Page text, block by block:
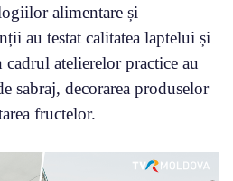
alimentare și
au testat calitatea laptelui și
atelierelor practice au
sabraj, decorarea produselor
fructelor.